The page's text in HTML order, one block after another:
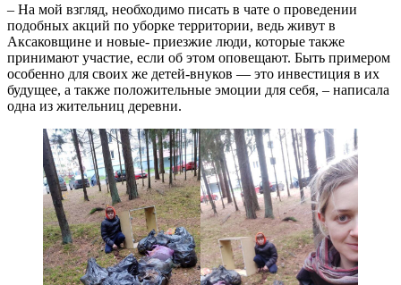
– На мой взгляд, необходимо писать в чате о проведении
подобных акций по уборке территории, ведь живут в
Аксаковщине и новые- приезжие люди, которые также
принимают участие, если об этом оповещают. Быть примером
особенно для своих же детей-внуков — это инвестиция в их
будущее, а также положительные эмоции для себя, – написала
одна из жительниц деревни.